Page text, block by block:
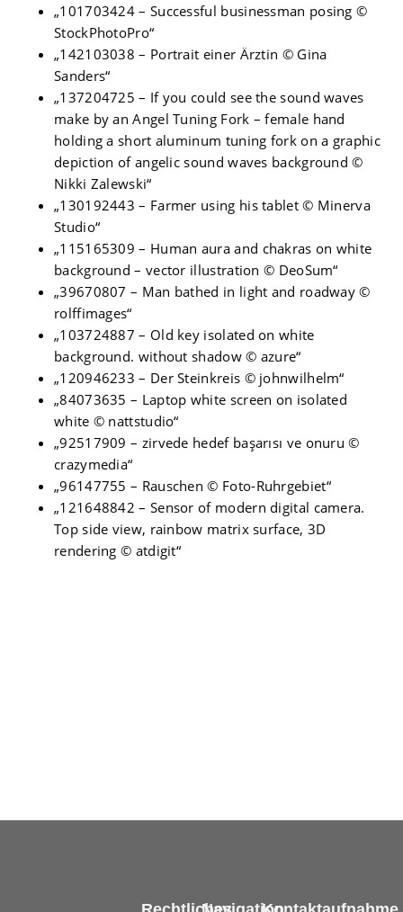
„101703424 – Successful businessman posing ©
StockPhotoPro“
„142103038 – Portrait einer Ärztin © Gina
Sanders“
„137204725 – If you could see the sound waves
make by an Angel Tuning Fork – female hand
holding a short aluminum tuning fork on a graphic
depiction of angelic sound waves background ©
Nikki Zalewski“
„130192443 – Farmer using his tablet © Minerva
Studio“
„115165309 – Human aura and chakras on white
background – vector illustration © DeoSum“
„39670807 – Man bathed in light and roadway ©
rolffimages“
„103724887 – Old key isolated on white
background. without shadow © azure“
„120946233 – Der Steinkreis © johnwilhelm“
„84073635 – Laptop white screen on isolated
white © nattstudio“
„92517909 – zirvede hedef başarısı ve onuru ©
crazymedia“
„96147755 – Rauschen © Foto-Ruhrgebiet“
„121648842 – Sensor of modern digital camera.
Тop side view, rainbow matrix surface, 3D
rendering © atdigit“